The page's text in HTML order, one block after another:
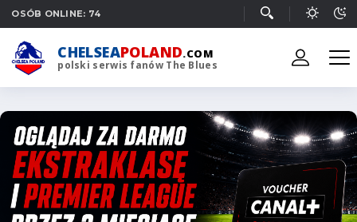
OSÓB ONLINE: 74
CHELSEAPOLAND.COM
polski serwis fanów The Blues